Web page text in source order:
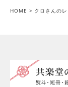
HOME クロさんの